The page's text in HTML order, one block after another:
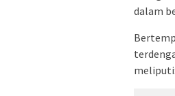
dalam
meliputi: